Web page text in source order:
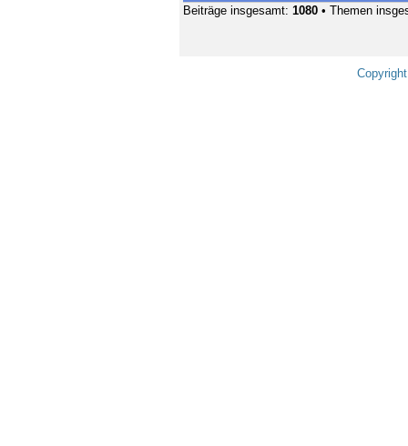
Beiträge insgesamt: 1080• Themen